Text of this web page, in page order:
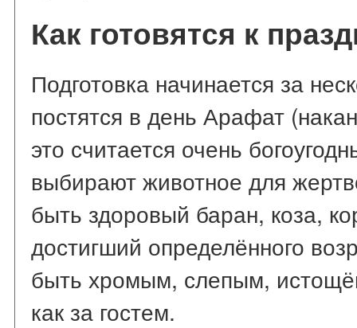
Как готовятся к
Подготовка начинается за
постятся в день Арафат
это считается очень
выбирают животное для
быть здоровый баран, коза,
достигший определённого
быть хромым, слепым,
как за гостем.